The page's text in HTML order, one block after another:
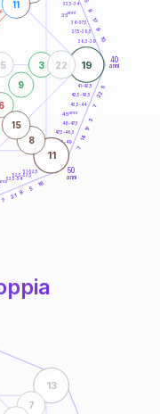
40
anni
50
anni
33,5-34
36-37,5
37,5-38,5
38,5-39
41-42,5
42,5-43,5
43,5-44
46-47,5
47,5-48,5
48,5-49
51-52,5
52,5-53,5
53,5-54
8
17
9
10
5
22
7
3
17
14
7
16
5
8
21
7
19
11
6
9
3 22
11
8
15
35anni
45anni
13
7